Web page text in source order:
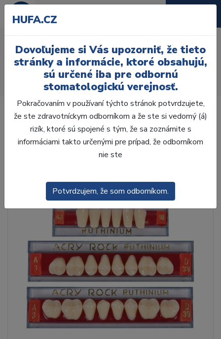
S41-I41-D44 A3
Zuby
AcryRock
AcryRock frontálne 1x28 S41-I41-D44 A3
HUFA.CZ
Dovoľujeme si Vás upozorniť, že tieto
stránky a informácie, ktoré obsahujú,
sú určené iba pre odbornú
stomatologickú verejnosť.
Pokračovaním v používaní týchto stránok potvrdzujete,
že ste zdravotníckym odborníkom a že ste si vedomý (á)
rizík, ktoré sú spojené s tým, že sa zoznámite s
informáciami takto určenými pre prípad, že odborníkom
nie ste
Potvrdzujem, že som odborníkom.